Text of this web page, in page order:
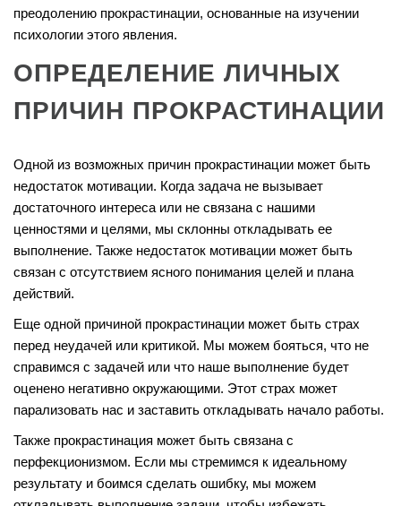
преодолению прокрастинации, основанные на изучении
психологии этого явления.
ОПРЕДЕЛЕНИЕ ЛИЧНЫХ
ПРИЧИН ПРОКРАСТИНАЦИИ
Одной из возможных причин прокрастинации может быть
недостаток мотивации. Когда задача не вызывает
достаточного интереса или не связана с нашими
ценностями и целями, мы склонны откладывать ее
выполнение. Также недостаток мотивации может быть
связан с отсутствием ясного понимания целей и плана
действий.
Еще одной причиной прокрастинации может быть страх
перед неудачей или критикой. Мы можем бояться, что не
справимся с задачей или что наше выполнение будет
оценено негативно окружающими. Этот страх может
парализовать нас и заставить откладывать начало работы.
Также прокрастинация может быть связана с
перфекционизмом. Если мы стремимся к идеальному
результату и боимся сделать ошибку, мы можем